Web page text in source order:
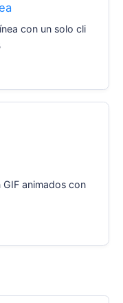
con un solo cli
animados con